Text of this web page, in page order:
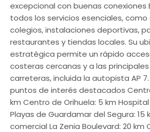
excepcional con buenas conexiones
todos los servicios esenciales,
colegios, instalaciones deportivas,
restaurantes y tiendas locales. Su
estratégica permite un rápido
costeras cercanas y a las
carreteras, incluida la autopista AP
puntos de interés destacados
km Centro de Orihuela: 5 km Hospital
Playas de Guardamar del Segura: 15
comercial La Zenia Boulevard: 20 km